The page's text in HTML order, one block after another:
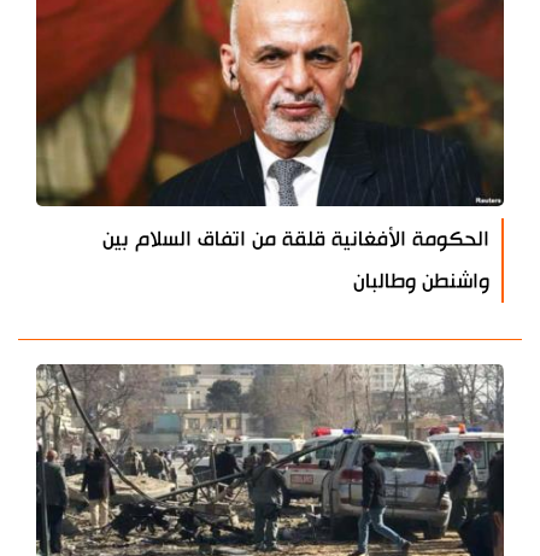
الحكومة الأفغانية قلقة من اتفاق السلام بين
واشنطن وطالبان